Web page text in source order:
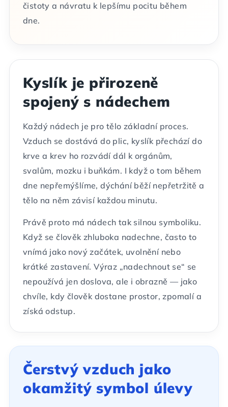
čistoty a návratu k lepšímu pocitu během
dne.
Kyslík je přirozeně
spojený s nádechem
Každý nádech je pro tělo základní proces.
Vzduch se dostává do plic, kyslík přechází do
krve a krev ho rozvádí dál k orgánům,
svalům, mozku i buňkám. I když o tom během
dne nepřemýšlíme, dýchání běží nepřetržitě a
tělo na něm závisí každou minutu.
Právě proto má nádech tak silnou symboliku.
Když se člověk zhluboka nadechne, často to
vnímá jako nový začátek, uvolnění nebo
krátké zastavení. Výraz „nadechnout se“ se
nepoužívá jen doslova, ale i obrazně — jako
chvíle, kdy člověk dostane prostor, zpomalí a
získá odstup.
Čerstvý vzduch jako
okamžitý symbol úlevy